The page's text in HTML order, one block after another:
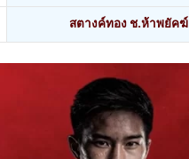
สตางค์ทอง ช.ห้าพยัคฆ์